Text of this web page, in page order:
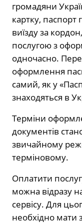
громадяни
картку, паспорт
виїзду за
послугою з
одночасно.
оформлення
самий, як у
знаходяться в
Терміни
документів
звичайному
терміновому.
Оплатити
можна відразу
сервісу. Для
необхідно мати